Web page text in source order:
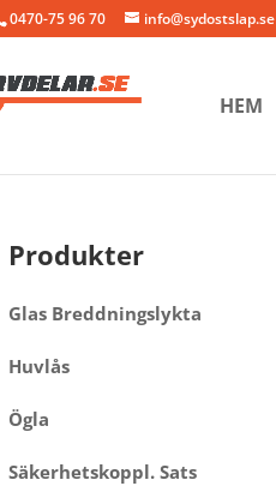
0470-75 96 70 info@sydostslap.se
HEM
Produkter
Glas Breddningslykta
Huvlås
Ögla
Säkerhetskoppl. Sats